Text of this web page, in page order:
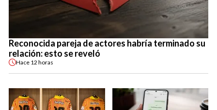
Reconocida pareja de actores habría terminado su
relación: esto se reveló
Hace 12 horas